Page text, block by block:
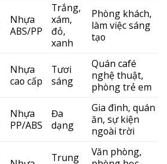
Nhựa
ABS/PP
Trắng,
xám,
đỏ,
xanh
Phòng khách,
làm việc sáng
tạo
Nhựa
cao cấp
Tươi
sáng
Quán café
nghệ thuật,
phòng trẻ em
Nhựa
PP/ABS
Đa
dạng
Gia đình, quán
ăn, sự kiện
ngoài trời
Trung
Văn phòng,